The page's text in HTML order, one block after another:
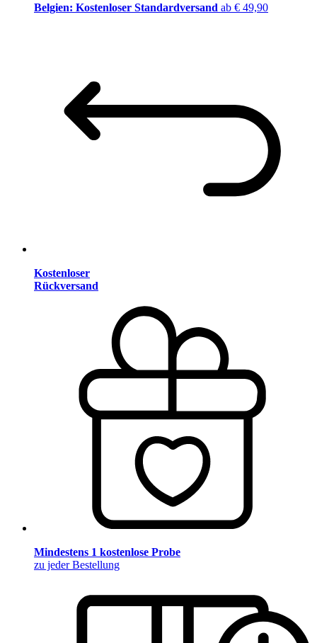
Belgien: Kostenloser Standardversand ab € 49,90
Kostenloser
Rückversand
Mindestens 1 kostenlose Probe
zu jeder Bestellung